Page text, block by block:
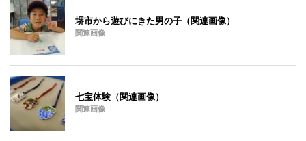
堺市から遊びにきた男の子（関連画像）
関連画像
七宝体験（関連画像）
関連画像